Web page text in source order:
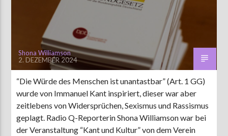
AKTUELLE SENDUNG
MOEBIUS
00:00 18:00
ZU HÖREN IN Münster 90,9 MHz Steinfurt 103,9 MHz
Shona Williamson
2. DEZEMBER 2024
“Die Würde des Menschen ist unantastbar” (Art. 1 GG)
wurde von Immanuel Kant inspiriert, dieser war aber
zeitlebens von Widersprüchen, Sexismus und Rassismus
geplagt. Radio Q-Reporterin Shona Williamson war bei
der Veranstaltung “Kant und Kultur” von dem Verein